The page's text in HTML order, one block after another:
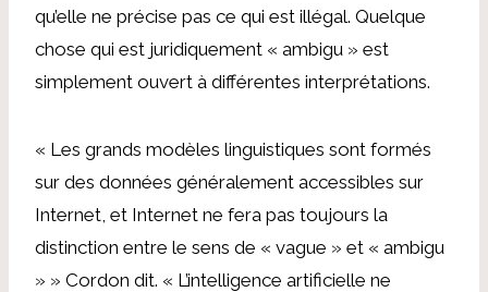
qu’elle ne précise pas ce qui est illégal. Quelque
chose qui est juridiquement « ambigu » est
simplement ouvert à différentes interprétations.
« Les grands modèles linguistiques sont formés
sur des données généralement accessibles sur
Internet, et Internet ne fera pas toujours la
distinction entre le sens de « vague » et « ambigu
» » Cordon dit. « L’intelligence artificielle ne